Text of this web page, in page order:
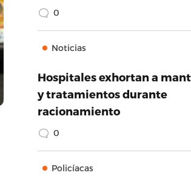
0
Noticias
Hospitales exhortan a
y tratamientos durante
racionamiento
0
Policíacas